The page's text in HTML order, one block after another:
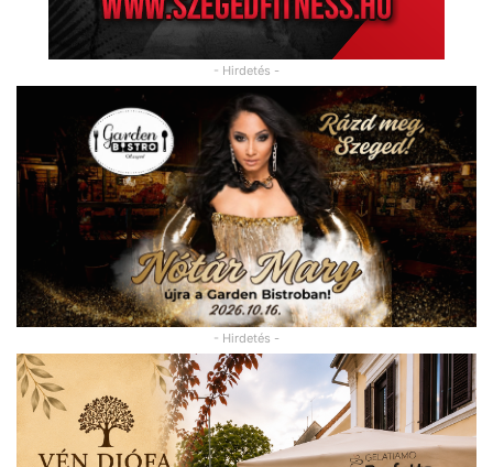
- Hirdetés -
- Hirdetés -